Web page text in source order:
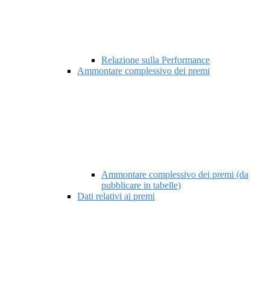
Relazione sulla Performance
Ammontare complessivo dei premi
Ammontare complessivo dei premi (da
pubblicare in tabelle)
Dati relativi ai premi